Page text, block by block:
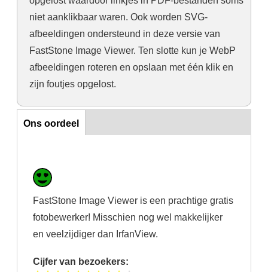
niet aanklikbaar waren. Ook worden SVG-
afbeeldingen ondersteund in deze versie van
FastStone Image Viewer. Ten slotte kun je WebP
afbeeldingen roteren en opslaan met één klik en
zijn foutjes opgelost.
Ons oordeel
Ons oordeel
FastStone Image Viewer is een prachtige gratis
fotobewerker! Misschien nog wel makkelijker
en veelzijdiger dan IrfanView.
Cijfer van bezoekers: